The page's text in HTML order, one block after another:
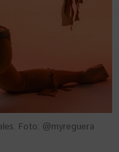
Foto: @myreguera